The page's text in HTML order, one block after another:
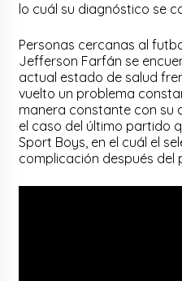
lo cuál su diagnóstico se
Personas cercanas al
Jefferson Farfán se
actual estado de salud
vuelto un problema
manera constante con su
el caso del último partido
Sport Boys, en el cuál el
complicación después del